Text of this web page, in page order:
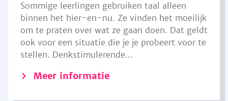
Sommige leerlingen gebruiken taal alleen
binnen het hier-en-nu. Ze vinden het moeilijk
om te praten over wat ze gaan doen. Dat geldt
ook voor een situatie die je je probeert voor te
stellen. Denkstimulerende...
Meer informatie